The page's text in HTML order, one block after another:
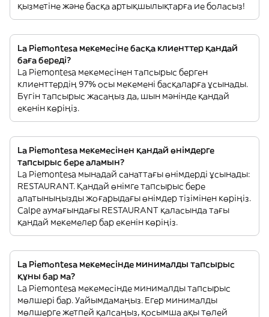
қызметіне және басқа артықшылықтарға ие боласыз!
La Piemontesa мекемесіне басқа клиенттер қандай
баға береді?
La Piemontesa мекемесінен тапсырыс берген
клиенттердің 97% осы мекемені басқаларға ұсынады.
Бүгін тапсырыс жасаңыз да, шын мәнінде қандай
екенін көріңіз.
La Piemontesa мекемесінен қандай өнімдерге
тапсырыс бере аламын?
La Piemontesa мынадай санаттағы өнімдерді ұсынады:
RESTAURANT. Қандай өнімге тапсырыс бере
алатыныңызды жоғарыдағы өнімдер тізімінен көріңіз.
Calpe аумағындағы RESTAURANT қаласында тағы
қандай мекемелер бар екенін көріңіз.
La Piemontesa мекемесінде минималды тапсырыс
құны бар ма?
La Piemontesa мекемесінде минималды тапсырыс
мөлшері бар. Уайымдамаңыз. Егер минималды
мөлшерге жетпей қалсаңыз, қосымша ақы төлей